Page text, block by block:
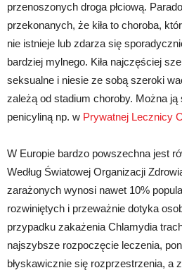
przenoszonych droga płciową.
przekonanych, że kiła to choroba,
nie istnieje lub zdarza się
bardziej mylnego. Kiła najczęściej
seksualne i niesie ze sobą szeroki
zależą od stadium choroby. Można
penicyliną np. w Prywatnej Lecznicy
W Europie bardzo powszechna jest
Według Światowej Organizacji
zarażonych wynosi nawet 10%
rozwiniętych i przeważnie dotyka
przypadku zakażenia Chlamydia
najszybsze rozpoczęcie leczenia,
błyskawicznie się rozprzestrzenia, a